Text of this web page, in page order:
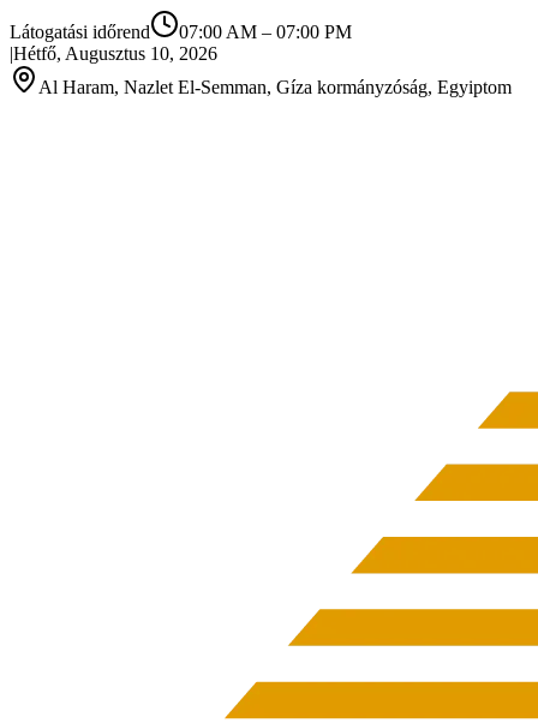
Látogatási időrend 07:00 AM – 07:00 PM
|Hétfő, Augusztus 10, 2026
Al Haram, Nazlet El-Semman, Gíza kormányzóság, Egyiptom